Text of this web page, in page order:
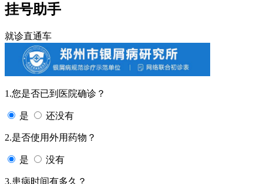
挂号助手
就诊直通车
1.您是否已到医院确诊？
是 还没有
2.是否使用外用药物？
是 没有
3.患病时间有多久？